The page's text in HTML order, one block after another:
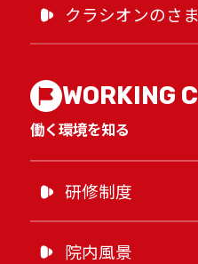
クラシオンのさ
WORKING
働く環境を知る
研修制度
院内風景